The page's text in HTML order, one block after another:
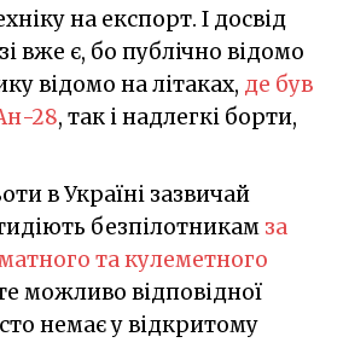
на експорт. І досвід
вже є, бо публічно відомо
відомо на літаках, де був
28, так і надлегкі борти,
в Україні зазвичай
безпілотникам за
та кулеметного
можливо відповідної
немає у відкритому